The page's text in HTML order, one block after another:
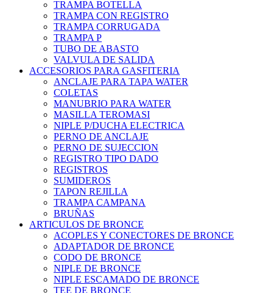
TRAMPA BOTELLA
TRAMPA CON REGISTRO
TRAMPA CORRUGADA
TRAMPA P
TUBO DE ABASTO
VALVULA DE SALIDA
ACCESORIOS PARA GASFITERIA
ANCLAJE PARA TAPA WATER
COLETAS
MANUBRIO PARA WATER
MASILLA TEROMASI
NIPLE P/DUCHA ELECTRICA
PERNO DE ANCLAJE
PERNO DE SUJECCION
REGISTRO TIPO DADO
REGISTROS
SUMIDEROS
TAPON REJILLA
TRAMPA CAMPANA
BRUÑAS
ARTICULOS DE BRONCE
ACOPLES Y CONECTORES DE BRONCE
ADAPTADOR DE BRONCE
CODO DE BRONCE
NIPLE DE BRONCE
NIPLE ESCAMADO DE BRONCE
TEE DE BRONCE